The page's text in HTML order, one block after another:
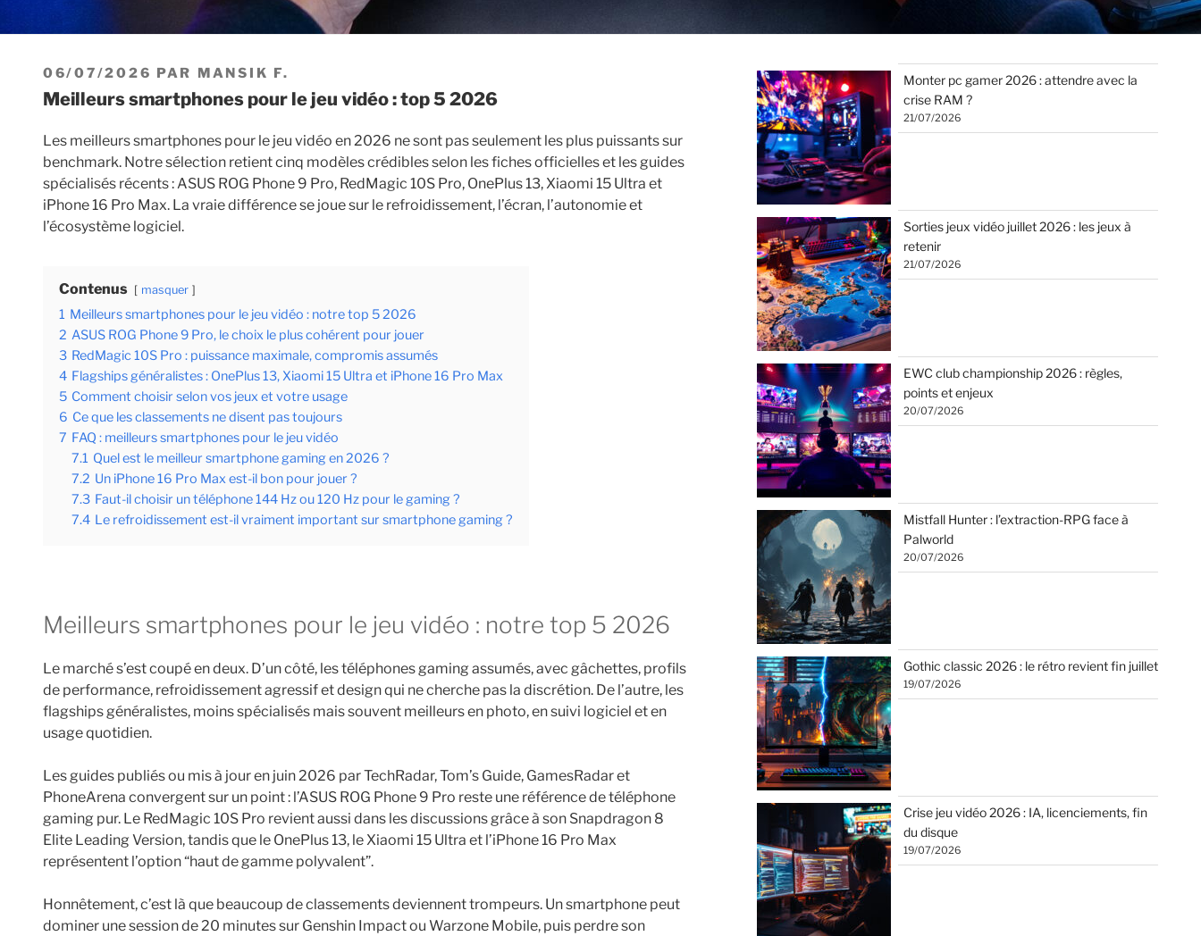
PUBLIÉ
LE
06/07/2026 PAR MANSIK F.
Meilleurs smartphones pour le jeu vidéo : top 5 2026
Les meilleurs smartphones pour le jeu vidéo en 2026 ne sont pas seulement les plus puissants sur
benchmark. Notre sélection retient cinq modèles crédibles selon les fiches officielles et les guides
spécialisés récents : ASUS ROG Phone 9 Pro, RedMagic 10S Pro, OnePlus 13, Xiaomi 15 Ultra et
iPhone 16 Pro Max. La vraie différence se joue sur le refroidissement, l’écran, l’autonomie et
l’écosystème logiciel.
Contenus masquer
1 Meilleurs smartphones pour le jeu vidéo : notre top 5 2026
2 ASUS ROG Phone 9 Pro, le choix le plus cohérent pour jouer
3 RedMagic 10S Pro : puissance maximale, compromis assumés
4 Flagships généralistes : OnePlus 13, Xiaomi 15 Ultra et iPhone 16 Pro Max
5 Comment choisir selon vos jeux et votre usage
6 Ce que les classements ne disent pas toujours
7 FAQ : meilleurs smartphones pour le jeu vidéo
7.1 Quel est le meilleur smartphone gaming en 2026 ?
7.2 Un iPhone 16 Pro Max est-il bon pour jouer ?
7.3 Faut-il choisir un téléphone 144 Hz ou 120 Hz pour le gaming ?
7.4 Le refroidissement est-il vraiment important sur smartphone gaming ?
Meilleurs smartphones pour le jeu vidéo : notre top 5 2026
Le marché s’est coupé en deux. D’un côté, les téléphones gaming assumés, avec gâchettes, profils
de performance, refroidissement agressif et design qui ne cherche pas la discrétion. De l’autre, les
flagships généralistes, moins spécialisés mais souvent meilleurs en photo, en suivi logiciel et en
usage quotidien.
Les guides publiés ou mis à jour en juin 2026 par TechRadar, Tom’s Guide, GamesRadar et
PhoneArena convergent sur un point : l’ASUS ROG Phone 9 Pro reste une référence de téléphone
gaming pur. Le RedMagic 10S Pro revient aussi dans les discussions grâce à son Snapdragon 8
Elite Leading Version, tandis que le OnePlus 13, le Xiaomi 15 Ultra et l’iPhone 16 Pro Max
représentent l’option “haut de gamme polyvalent”.
Honnêtement, c’est là que beaucoup de classements deviennent trompeurs. Un smartphone peut
dominer une session de 20 minutes sur Genshin Impact ou Warzone Mobile, puis perdre son
Monter pc gamer 2026 : attendre avec la
crise RAM ?
21/07/2026
Sorties jeux vidéo juillet 2026 : les jeux à
retenir
21/07/2026
EWC club championship 2026 : règles,
points et enjeux
20/07/2026
Mistfall Hunter : l’extraction-RPG face à
Palworld
20/07/2026
Gothic classic 2026 : le rétro revient fin juillet
19/07/2026
Crise jeu vidéo 2026 : IA, licenciements, fin
du disque
19/07/2026